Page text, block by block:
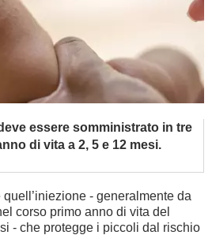
essere somministrato in tre
di vita a 2, 5 e 12 mesi.
quell’iniezione - generalmente da
corso primo anno di vita del
- che protegge i piccoli dal rischio